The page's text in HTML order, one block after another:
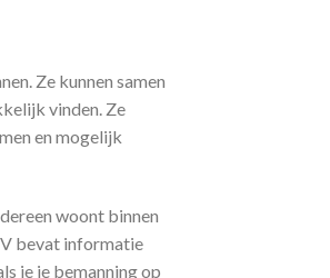
Ze kunnen samen
vinden. Ze
en mogelijk
woont binnen
bevat informatie
je je bemanning op